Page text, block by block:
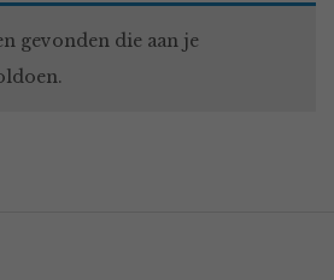
gevonden die aan je